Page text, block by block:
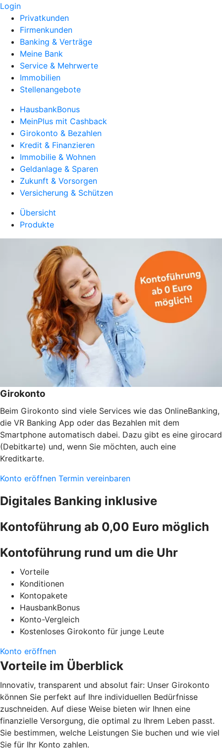
Login
Privatkunden
Firmenkunden
Banking & Verträge
Meine Bank
Service & Mehrwerte
Immobilien
Stellenangebote
HausbankBonus
MeinPlus mit Cashback
Girokonto & Bezahlen
Kredit & Finanzieren
Immobilie & Wohnen
Geldanlage & Sparen
Zukunft & Vorsorgen
Versicherung & Schützen
Übersicht
Produkte
Girokonto
Beim Girokonto sind viele Services wie das OnlineBanking,
die VR Banking App oder das Bezahlen mit dem
Smartphone automatisch dabei. Dazu gibt es eine girocard
(Debitkarte) und, wenn Sie möchten, auch eine
Kreditkarte.
Konto eröffnen Termin vereinbaren
Digitales Banking inklusive
Kontoführung ab 0,00 Euro möglich
Kontoführung rund um die Uhr
Vorteile
Konditionen
Kontopakete
HausbankBonus
Konto-Vergleich
Kostenloses Girokonto für junge Leute
Konto eröffnen
Vorteile im Überblick
Innovativ, transparent und absolut fair: Unser Girokonto
können Sie perfekt auf Ihre individuellen Bedürfnisse
zuschneiden. Auf diese Weise bieten wir Ihnen eine
finanzielle Versorgung, die optimal zu Ihrem Leben passt.
Sie bestimmen, welche Leistungen Sie buchen und wie viel
Sie für Ihr Konto zahlen.